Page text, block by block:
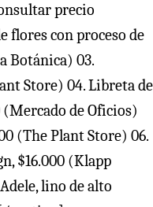
precio
flores con proceso de
Botánica) 03.
Store) 04. Libreta de
(Mercado de Oficios)
(The Plant Store) 06.
$16.000 (Klapp
lino de alto